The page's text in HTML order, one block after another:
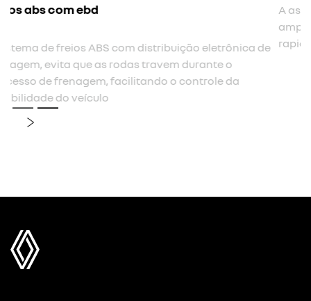
de
assistente de frenagem de emergência (afu)
A assistência à frenagem de emergência é acionado
amplifica a frenagem quando o motorista passa
rapidamente entre o acelerador e o pedal do freio
previousnext